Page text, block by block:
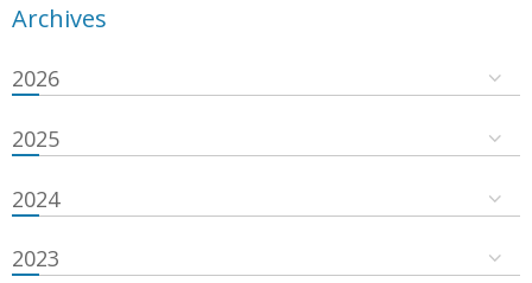
Archives
2026
2025
2024
2023